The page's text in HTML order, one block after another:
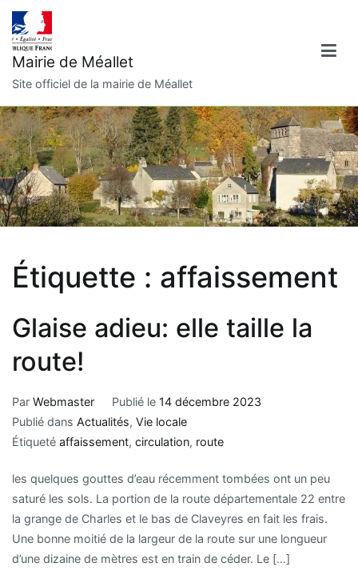
Aller
contenu
Mairie de Méallet
Site officiel de la mairie de Méallet
Étiquette : affaissement
Glaise adieu: elle taille la
route!
Par Webmaster Publié le 14 décembre 2023
Publié dans Actualités, Vie locale
Étiqueté affaissement, circulation, route
les quelques gouttes d’eau récemment tombées ont un peu
saturé les sols. La portion de la route départementale 22 entre
la grange de Charles et le bas de Claveyres en fait les frais.
Une bonne moitié de la largeur de la route sur une longueur
d’une dizaine de mètres est en train de céder. Le […]